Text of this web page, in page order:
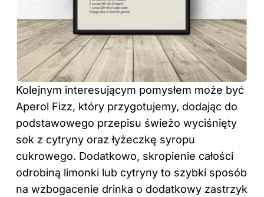
Kolejnym interesującym pomysłem może być
Aperol Fizz, który przygotujemy, dodając do
podstawowego przepisu świeżo wyciśnięty
sok z cytryny oraz łyżeczkę syropu
cukrowego. Dodatkowo, skropienie całości
odrobiną limonki lub cytryny to szybki sposób
na wzbogacenie drinka o dodatkowy zastrzyk